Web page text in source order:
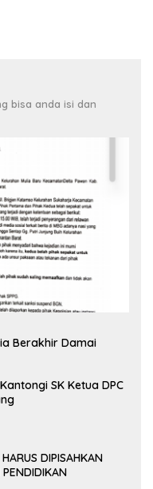
bisa anda isi dan
Berakhir Damai
SK Ketua DPC
DIPISAHKAN